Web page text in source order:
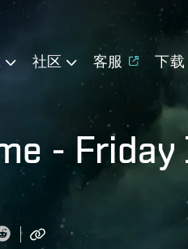
社区 客服 下载
-